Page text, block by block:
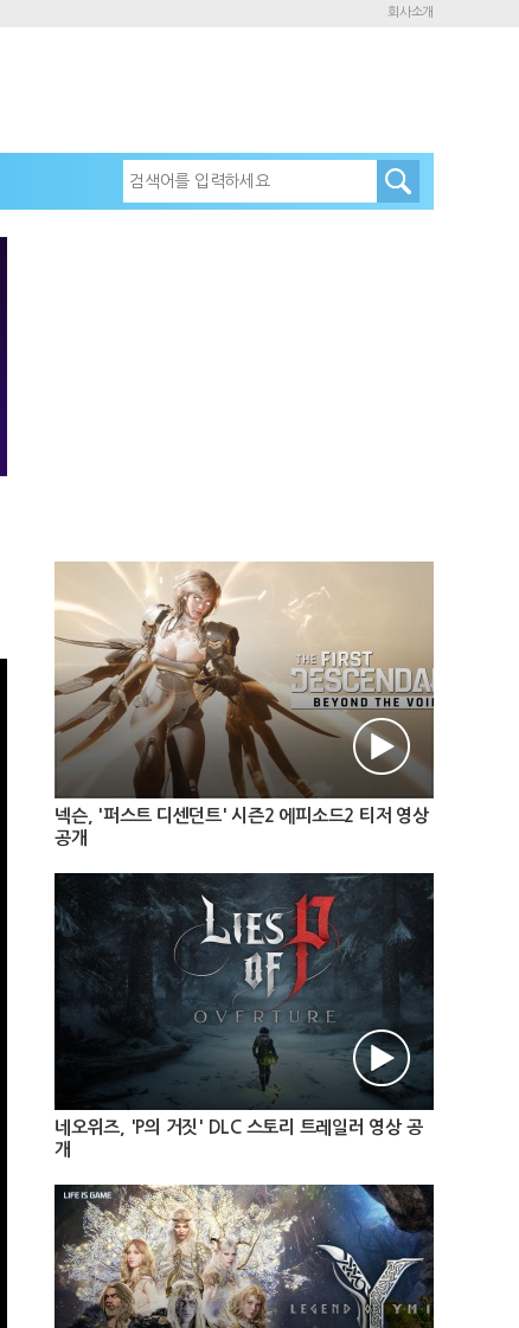
회사소개
넥슨, '퍼스트 디센던트' 시즌2 에피소드2 티저 영상
공개
네오위즈, 'P의 거짓' DLC 스토리 트레일러 영상 공
개